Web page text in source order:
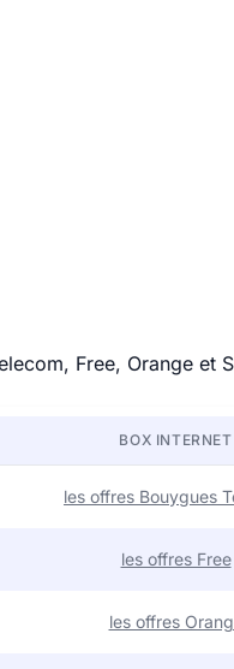
Free, Orange et
BOX INTERNET
les offres Bouygues
les offres Free
les offres